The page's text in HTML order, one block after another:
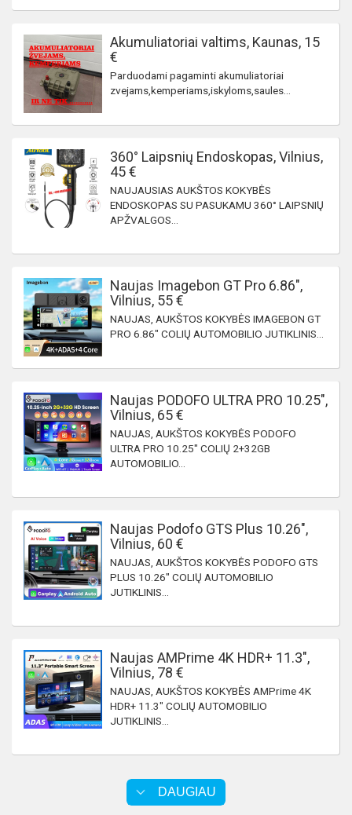
Akumuliatoriai valtims, Kaunas, 15
€
Parduodami pagaminti akumuliatoriai
zvejams,kemperiams,iskyloms,saules...
360° Laipsnių Endoskopas, Vilnius,
45 €
NAUJAUSIAS AUKŠTOS KOKYBĖS
ENDOSKOPAS SU PASUKAMU 360° LAIPSNIŲ
APŽVALGOS...
Naujas Imagebon GT Pro 6.86",
Vilnius, 55 €
NAUJAS, AUKŠTOS KOKYBĖS IMAGEBON GT
PRO 6.86" COLIŲ AUTOMOBILIO JUTIKLINIS...
Naujas PODOFO ULTRA PRO 10.25",
Vilnius, 65 €
NAUJAS, AUKŠTOS KOKYBĖS PODOFO
ULTRA PRO 10.25" COLIŲ 2+32GB
AUTOMOBILIO...
Naujas Podofo GTS Plus 10.26",
Vilnius, 60 €
NAUJAS, AUKŠTOS KOKYBĖS PODOFO GTS
PLUS 10.26" COLIŲ AUTOMOBILIO
JUTIKLINIS...
Naujas AMPrime 4K HDR+ 11.3",
Vilnius, 78 €
NAUJAS, AUKŠTOS KOKYBĖS AMPrime 4K
HDR+ 11.3" COLIŲ AUTOMOBILIO
JUTIKLINIS...
DAUGIAU